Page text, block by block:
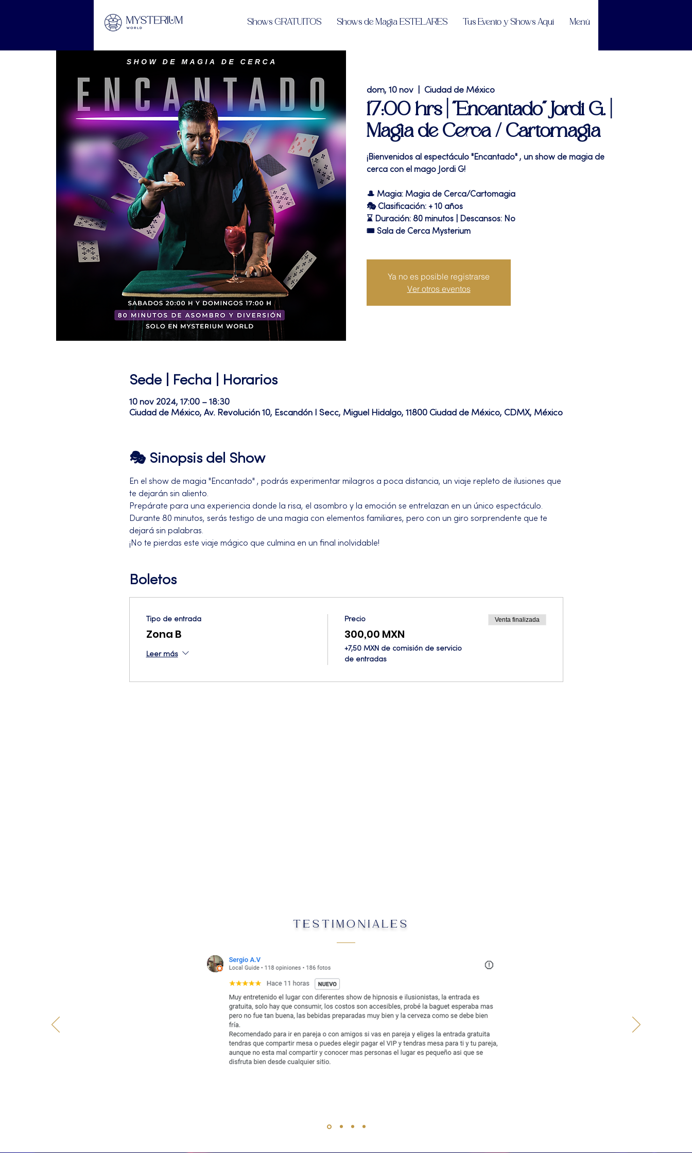
Shows GRATUITOS Shows de Magia ESTELARES Tus Evento y Shows Aquí Menú
dom, 10 nov Ciudad de México
17:00 hrs | "Encantado" Jordi G. |
Magia de Cerca / Cartomagia
¡Bienvenidos al espectáculo "Encantado" , un show de magia de
cerca con el mago Jordi G!
🎩 Magia: Magia de Cerca/Cartomagia
🎭 Clasificación: + 10 años
⌛ Duración: 80 minutos | Descansos: No
🎟 Sala de Cerca Mysterium
Ya no es posible registrarse
Ver otros eventos
Sede | Fecha | Horarios
10 nov 2024, 17:00 – 18:30
Ciudad de México, Av. Revolución 10, Escandón I Secc, Miguel Hidalgo, 11800 Ciudad de México, CDMX, México
🎭 Sinopsis del Show
En el show de magia "Encantado" , podrás experimentar milagros a poca distancia, un viaje repleto de ilusiones que
te dejarán sin aliento.
Prepárate para una experiencia donde la risa, el asombro y la emoción se entrelazan en un único espectáculo.
Durante 80 minutos, serás testigo de una magia con elementos familiares, pero con un giro sorprendente que te
dejará sin palabras.
¡No te pierdas este viaje mágico que culmina en un final inolvidable!
Boletos
Tipo de entrada
Zona B
Leer más
Precio
300,00 MXN
+7,50 MXN de comisión de servicio
de entradas
Venta finalizada
TESTIMONIALES